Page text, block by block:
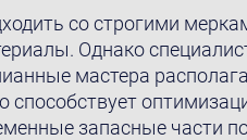
со строгими
Однако
мастера
способствует
запасные части